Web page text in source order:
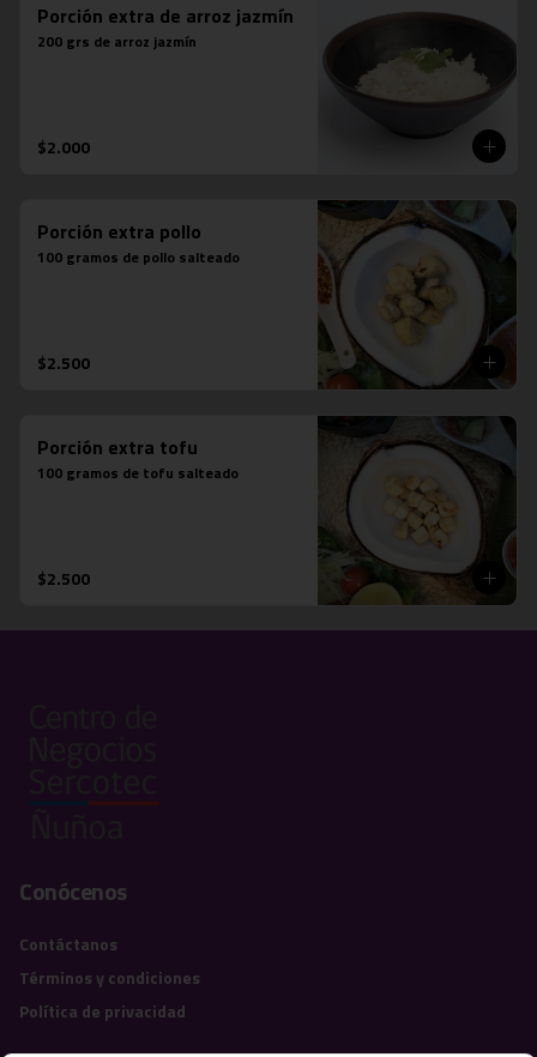
Porción extra de arroz jazmín
200 grs de arroz jazmín
$2.000
Porción extra pollo
100 gramos de pollo salteado
$2.500
Porción extra tofu
100 gramos de tofu salteado
$2.500
Conócenos
Contáctanos
Términos y condiciones
Política de privacidad